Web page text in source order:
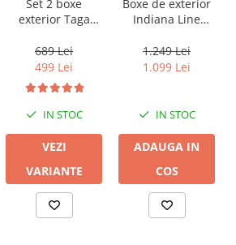
Set 2 boxe
exterior Taga
415 V.2
689 Lei
499 Lei
IN STOC
VEZI
VARIANTE
Boxe de exterior
Indiana Line
1.249 Lei
1.099 Lei
IN STOC
ADAUGA IN
COS